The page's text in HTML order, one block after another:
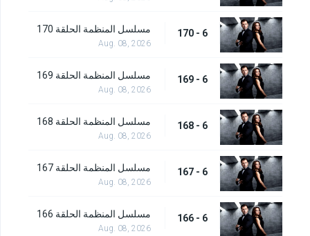
6 - 170 مسلسل المنظمة الحلقة 170
Aug. 08, 2026
6 - 169 مسلسل المنظمة الحلقة 169
Aug. 08, 2026
6 - 168 مسلسل المنظمة الحلقة 168
Aug. 08, 2026
6 - 167 مسلسل المنظمة الحلقة 167
Aug. 08, 2026
6 - 166 مسلسل المنظمة الحلقة 166
Aug. 08, 2026